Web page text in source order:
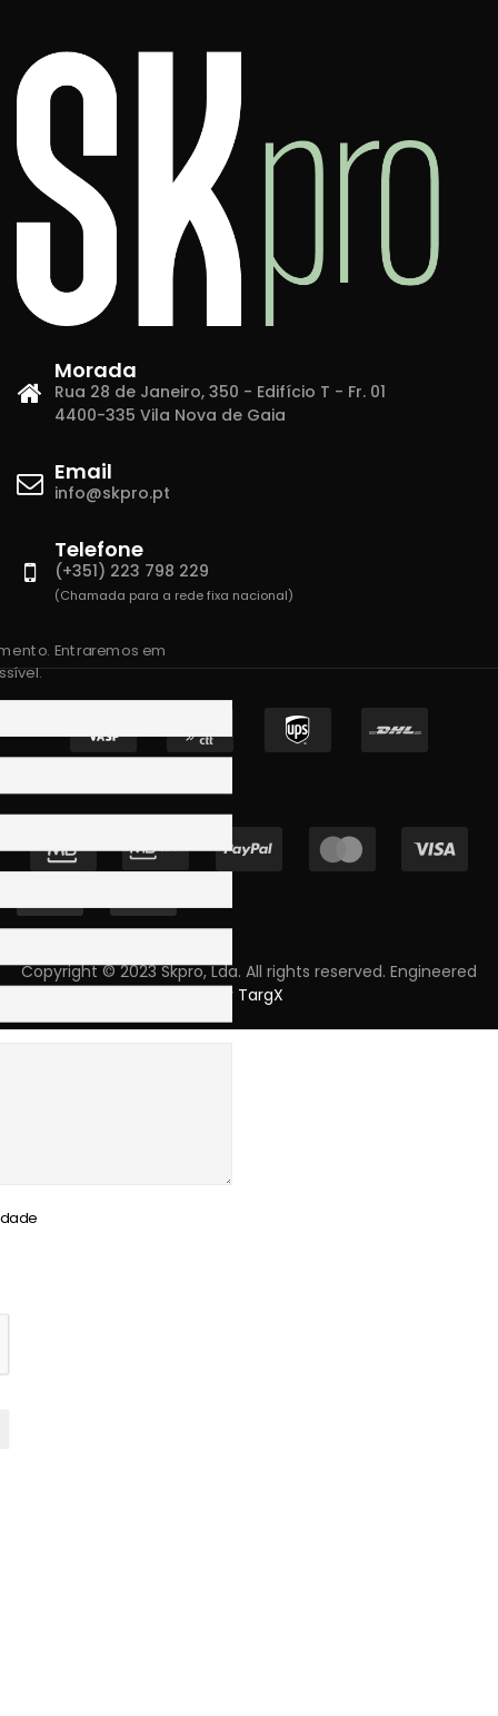
Morada
Rua 28 de Janeiro, 350 - Edifício T - Fr. 01
4400-335 Vila Nova de Gaia
Email
info@skpro.pt
Telefone
(+351) 223 798 229
(Chamada para a rede fixa nacional)
Copyright © 2023 Skpro, Lda. All rights reserved. Engineered
by TargX
Entraremos em